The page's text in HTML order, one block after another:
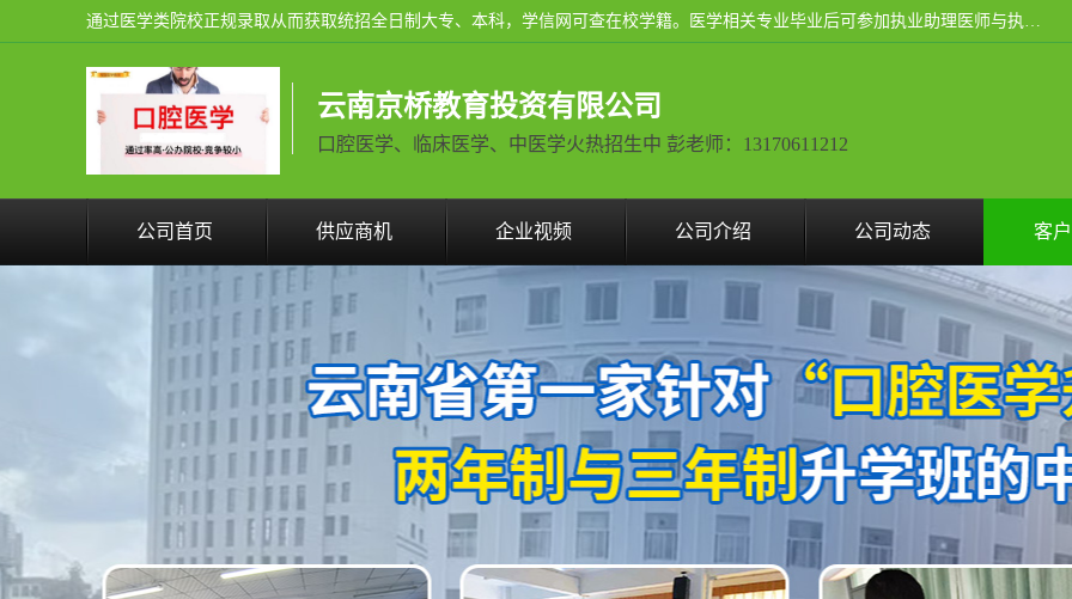
通过医学类院校正规录取从而获取统招全日制大专、本科，学信网可查在校学籍。医学相关专业毕业后可参加执业助理医师与执业医师证书考试（如口腔医学、临床医学、中医学等专业）.
云南京桥教育投资有限公司
口腔医学、临床医学、中医学火热招生中 彭老师：13170611212
公司首页 供应商机 企业视频 公司介绍 公司动态 客